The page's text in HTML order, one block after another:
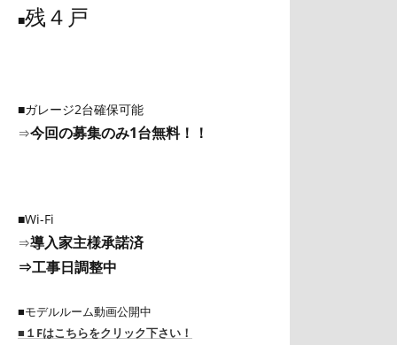
■残４戸
■ガレージ2台確保可能
⇒今回の募集のみ1台無料！！
■Wi-Fi
⇒導入家主様承諾済
⇒工事日調整中
■モデルルーム動画公開中
■１Fはこちらをクリック下さい！